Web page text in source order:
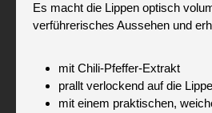
Es macht die Lippen optisch
verführerisches Aussehen und
mit Chili-Pfeffer-Extrakt
prallt verlockend auf die
mit einem praktischen,